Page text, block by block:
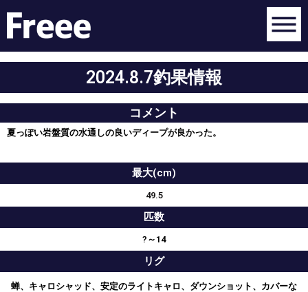
2024.8.7釣果情報
コメント
夏っぽい岩盤質の水通しの良いディープが良かった。
最大(cm)
49.5
匹数
?～14
リグ
蝉、キャロシャッド、安定のライトキャロ、ダウンショット、カバーな